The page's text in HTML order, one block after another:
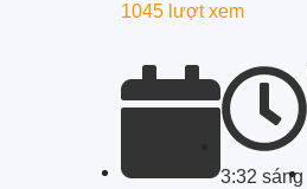
1045 lượt xem
3:32 sáng